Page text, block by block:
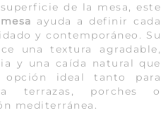
de la mesa, este
ayuda a definir cada
y contemporáneo. Su
una textura agradable,
y una caída natural que
ideal tanto para
terrazas, porches o
mediterránea.